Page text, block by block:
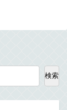
検索